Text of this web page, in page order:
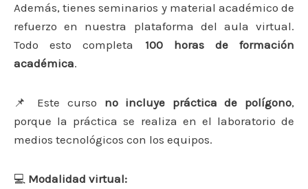
Además, tienes seminarios y material académico de
refuerzo en nuestra plataforma del aula virtual.
Todo esto completa 100 horas de formación
académica.
📌 Este curso no incluye práctica de polígono,
porque la práctica se realiza en el laboratorio de
medios tecnológicos con los equipos.
💻 Modalidad virtual: